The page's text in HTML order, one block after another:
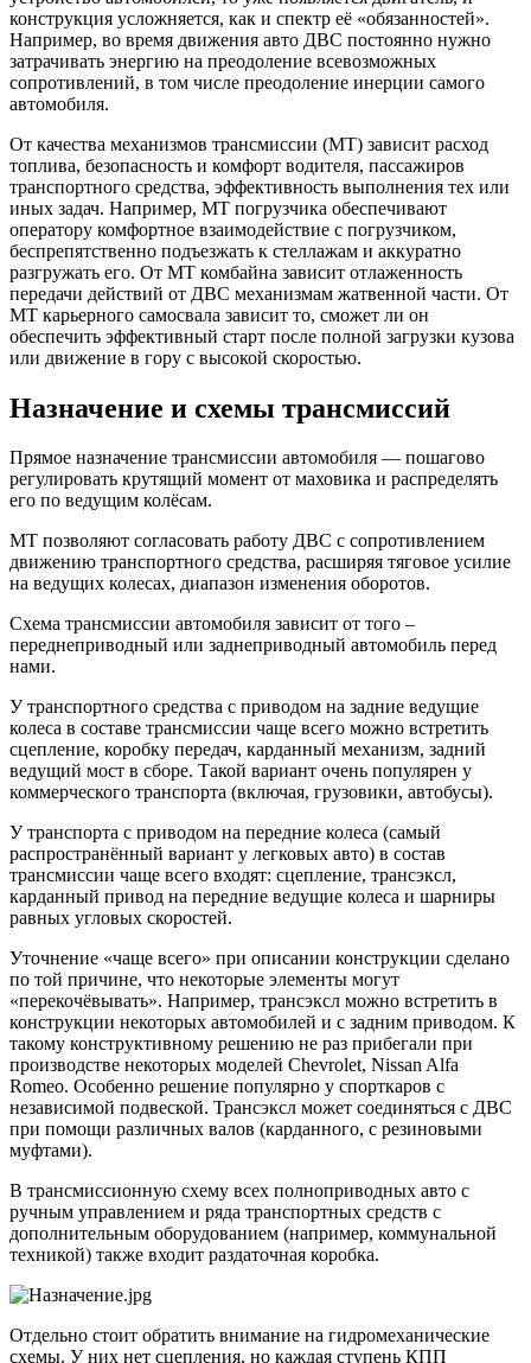
конструкция усложняется, как и спектр её «обязанностей».
Например, во время движения авто ДВС постоянно нужно
затрачивать энергию на преодоление всевозможных
сопротивлений, в том числе преодоление инерции самого
автомобиля.
От качества механизмов трансмиссии (МТ) зависит расход
топлива, безопасность и комфорт водителя, пассажиров
транспортного средства, эффективность выполнения тех или
иных задач. Например, МТ погрузчика обеспечивают
оператору комфортное взаимодействие с погрузчиком,
беспрепятственно подъезжать к стеллажам и аккуратно
разгружать его. От МТ комбайна зависит отлаженность
передачи действий от ДВС механизмам жатвенной части. От
МТ карьерного самосвала зависит то, сможет ли он
обеспечить эффективный старт после полной загрузки кузова
или движение в гору с высокой скоростью.
Назначение и схемы трансмиссий
Прямое назначение трансмиссии автомобиля — пошагово
регулировать крутящий момент от маховика и распределять
его по ведущим колёсам.
МТ позволяют согласовать работу ДВС с сопротивлением
движению транспортного средства, расширяя тяговое усилие
на ведущих колесах, диапазон изменения оборотов.
Схема трансмиссии автомобиля зависит от того –
переднеприводный или заднеприводный автомобиль перед
нами.
У транспортного средства с приводом на задние ведущие
колеса в составе трансмиссии чаще всего можно встретить
сцепление, коробку передач, карданный механизм, задний
ведущий мост в сборе. Такой вариант очень популярен у
коммерческого транспорта (включая, грузовики, автобусы).
У транспорта с приводом на передние колеса (самый
распространённый вариант у легковых авто) в состав
трансмиссии чаще всего входят: сцепление, трансэксл,
карданный привод на передние ведущие колеса и шарниры
равных угловых скоростей.
Уточнение «чаще всего» при описании конструкции сделано
по той причине, что некоторые элементы могут
«перекочёвывать». Например, трансэксл можно встретить в
конструкции некоторых автомобилей и с задним приводом. К
такому конструктивному решению не раз прибегали при
производстве некоторых моделей Chevrolet, Nissan Alfa
Romeo. Особенно решение популярно у спорткаров с
независимой подвеской. Трансэксл может соединяться с ДВС
при помощи различных валов (карданного, с резиновыми
муфтами).
В трансмиссионную схему всех полноприводных авто с
ручным управлением и ряда транспортных средств с
дополнительным оборудованием (например, коммунальной
техникой) также входит раздаточная коробка.
Отдельно стоит обратить внимание на гидромеханические
схемы. У них нет сцепления, но каждая ступень КПП